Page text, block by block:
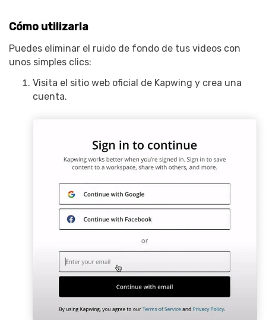
Cómo utilizarla
Puedes eliminar el ruido de fondo de tus videos con
unos simples clics:
Visita el sitio web oficial de Kapwing y crea una
cuenta.